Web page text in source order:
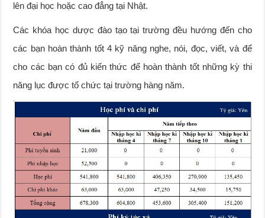
lên đại học hoặc cao đẳng tại Nhật.
Các khóa học dược đào tạo tại trường đều hướng đến cho
các bạn hoàn thành tốt 4 kỹ năng nghe, nói, đọc, viết, và để
cho các bạn có đủ kiến thức để hoàn thành tốt những kỳ thi
năng lục được tổ chức tại trường hàng năm.